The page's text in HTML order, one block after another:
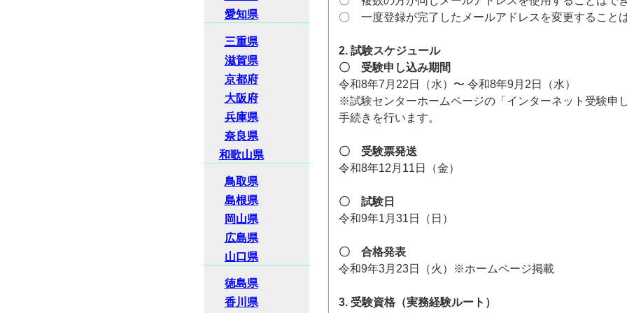
〇 一度登録が完了したメールアドレスを変更すること
2. 試験スケジュール
〇 受験申し込み期間
令和8年7月22日（水）〜 令和8年9月2日（水）
※試験センターホームページの「インターネット受験申
手続きを行います。
〇 受験票発送
令和8年12月11日（金）
〇 試験日
令和9年1月31日（日）
〇 合格発表
令和9年3月23日（火）※ホームページ掲載
3. 受験資格（実務経験ルート）
愛知県
三重県
滋賀県
京都府
大阪府
兵庫県
奈良県
和歌山県
鳥取県
島根県
岡山県
広島県
山口県
徳島県
香川県